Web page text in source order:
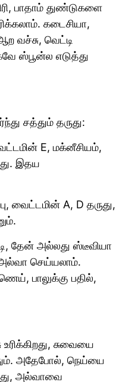
பாதாம் துண்டுகளை
கடைசியா,
வச்சு, வெட்டி
ஸ்பூன்ல எடுத்து
சத்தும் தருது:
E, மக்னீசியம்,
இதய
வைட்டமின் A, D தருது,
தேன் அல்லது ஸ்டீவியா
செய்யலாம்.
பாலுக்கு பதில்,
சுவையை
அதேபோல், நெய்யை
அல்வாவை